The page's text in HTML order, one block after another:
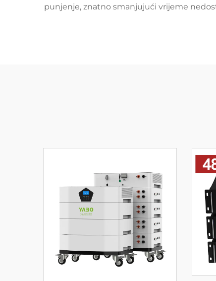
punjenje, znatno smanjujući vrijeme